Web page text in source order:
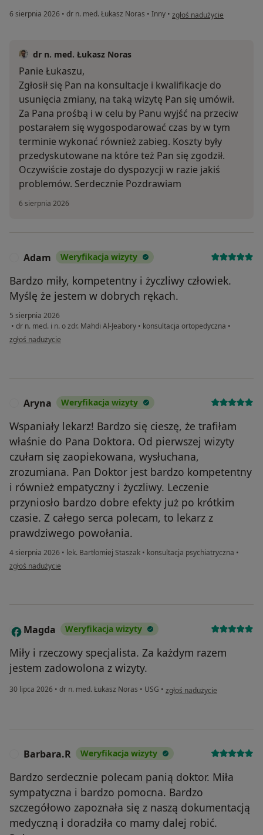
6 sierpnia 2026 • dr n. med. Łukasz Noras • Inny • w opinii użytkownika Łukasz
zgłoś nadużycie
dr n. med. Łukasz Noras
Panie Łukaszu,
Zgłosił się Pan na konsultacje i kwalifikacje do
usunięcia zmiany, na taką wizytę Pan się umówił.
Za Pana prośbą i w celu by Panu wyjść na przeciw
postarałem się wygospodarować czas by w tym
terminie wykonać również zabieg. Koszty były
przedyskutowane na które też Pan się zgodził.
Oczywiście zostaje do dyspozycji w razie jakiś
problemów. Serdecznie Pozdrawiam
6 sierpnia 2026
Adam Weryfikacja wizyty
Bardzo miły, kompetentny i życzliwy człowiek.
Myślę że jestem w dobrych rękach.
5 sierpnia 2026
• dr n. med. i n. o zdr. Mahdi Al-Jeabory • konsultacja ortopedyczna •
w opinii użytkownika Adam
zgłoś nadużycie
Aryna Weryfikacja wizyty
Wspaniały lekarz! Bardzo się cieszę, że trafiłam
właśnie do Pana Doktora. Od pierwszej wizyty
czułam się zaopiekowana, wysłuchana,
zrozumiana. Pan Doktor jest bardzo kompetentny
i również empatyczny i życzliwy. Leczenie
przyniosło bardzo dobre efekty już po krótkim
czasie. Z całego serca polecam, to lekarz z
prawdziwego powołania.
4 sierpnia 2026 • lek. Bartłomiej Staszak • konsultacja psychiatryczna •
w opinii użytkownika Aryna
zgłoś nadużycie
M Magda Weryfikacja wizyty
Miły i rzeczowy specjalista. Za każdym razem
jestem zadowolona z wizyty.
30 lipca 2026 • dr n. med. Łukasz Noras • USG • w opinii użytkownika Magda
zgłoś nadużycie
Barbara.R Weryfikacja wizyty
Bardzo serdecznie polecam panią doktor. Miła
sympatyczna i bardzo pomocna. Bardzo
szczegółowo zapoznała się z naszą dokumentacją
medyczną i doradziła co mamy dalej robić.